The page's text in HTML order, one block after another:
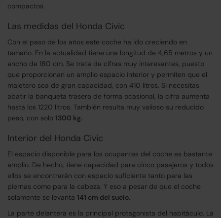
compactos.
Las medidas del Honda Civic
Con el paso de los años este coche ha ido creciendo en
tamaño. En la actualidad tiene una longitud de 4,65 metros y un
ancho de 180 cm. Se trata de cifras muy interesantes, puesto
que proporcionan un amplio espacio interior y permiten que el
maletero sea de gran capacidad, con 410 litros. Si necesitas
abatir la banqueta trasera de forma ocasional, la cifra aumenta
hasta los 1220 litros. También resulta muy valioso su reducido
peso, con solo 1300 kg.
Interior del Honda Civic
El espacio disponible para los ocupantes del coche es bastante
amplio. De hecho, tiene capacidad para cinco pasajeros y todos
ellos se encontrarán con espacio suficiente tanto para las
piernas como para la cabeza. Y eso a pesar de que el coche
solamente se levanta 141 cm del suelo.
La parte delantera es la principal protagonista del habitáculo. La